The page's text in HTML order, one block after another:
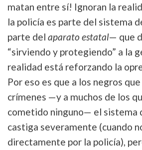
matan entre sí! Ignoran la
la policía es parte del sistema
parte del aparato estatal— que
“sirviendo y protegiendo” a la
realidad está reforzando la
Por eso es que a los negros
crímenes —y a muchos de los
cometido ninguno— el sistema
castiga severamente (cuando
directamente por la policía),